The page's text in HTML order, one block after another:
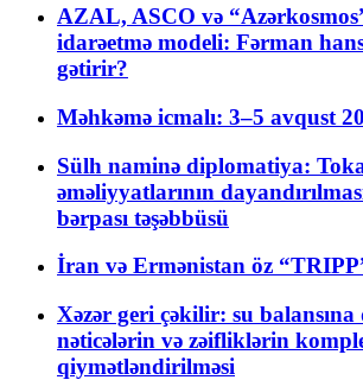
AZAL, ASCO və
idarəetmə modeli: Fərman
gətirir?
Məhkəmə icmalı: 3–5 avqust
Sülh naminə diplomatiya:
əməliyyatlarının
bərpası təşəbbüsü
İran və Ermənistan öz
Xəzər geri çəkilir: su
nəticələrin və zəifliklərin
qiymətləndirilməsi